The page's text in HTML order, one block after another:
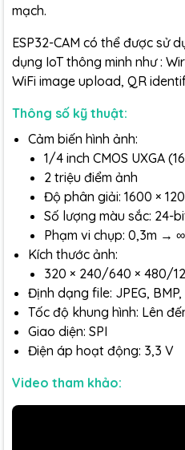
mạch.
ESP32-CAM có thể được sử
dụng IoT thông minh như :
WiFi image upload, QR
Thông số kỹ thuật:
Cảm biến hình ảnh:
1/4 inch CMOS UXGA
2 triệu điểm ảnh
Độ phân giải: 1600 ×
Số lượng màu sắc: 24-
Phạm vi chụp: 0,3m → ∞
Kích thước ảnh:
320 × 240/640 × 480/
Định dạng file: JPEG, BMP,
Tốc độ khung hình: Lên
Giao diện: SPI
Điện áp hoạt động: 3,3 V
Video tham khảo: